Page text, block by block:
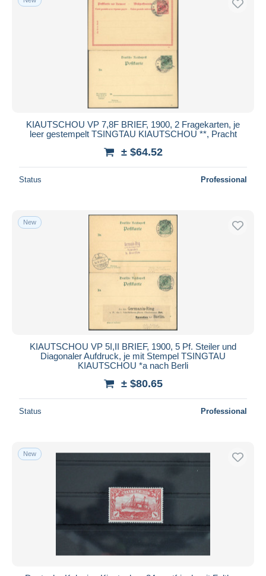
KIAUTSCHOU VP 7,8F BRIEF, 1900, 2 Fragekarten, je
leer gestempelt TSINGTAU KIAUTSCHOU **, Pracht
± $64.52
Status Professional
New
KIAUTSCHOU VP 5I,II BRIEF, 1900, 5 Pf. Steiler und
Diagonaler Aufdruck, je mit Stempel TSINGTAU
KIAUTSCHOU *a nach Berli
± $80.65
Status Professional
New